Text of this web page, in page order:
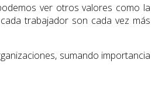
ver otros valores como la
trabajador son cada vez más
sumando im­portancia